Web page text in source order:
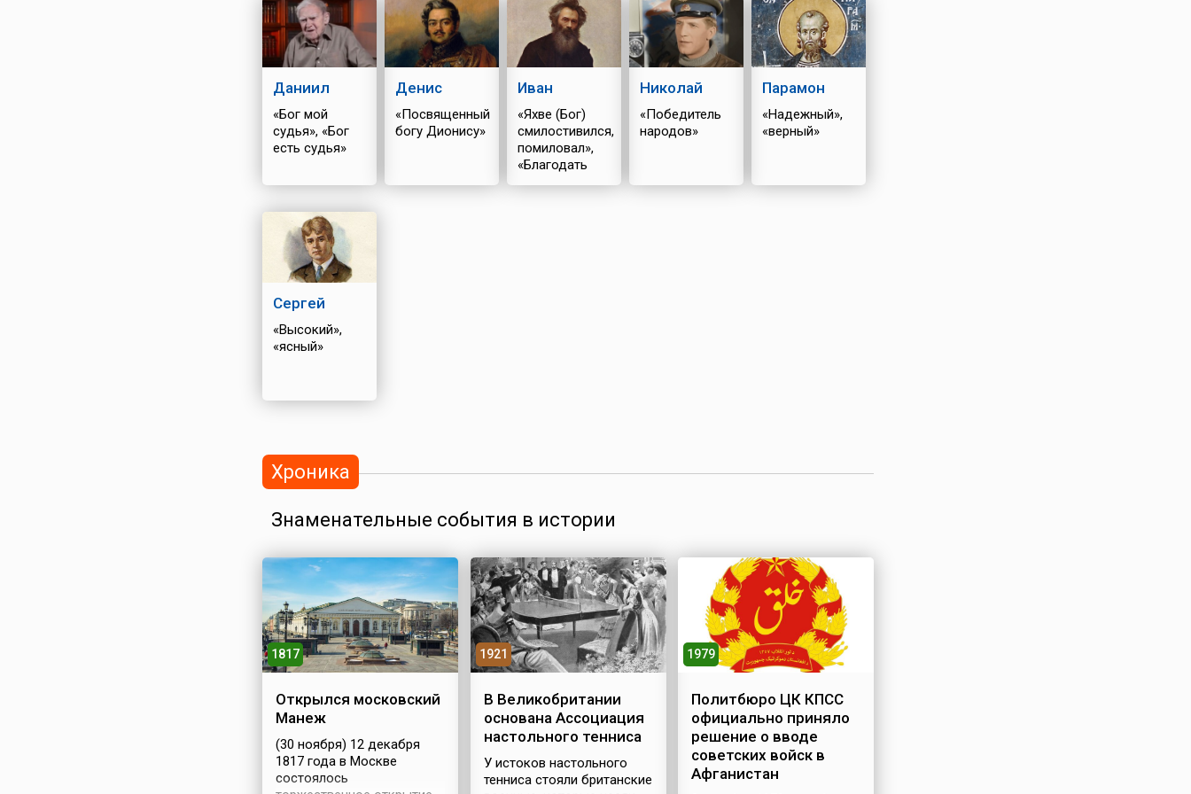
Даниил
«Бог мой
судья», «Бог
есть судья»
Денис
«Посвященный
богу Дионису»
Иван
«Яхве (Бог)
смилостивился,
помиловал»,
«Благодать
Божия»
Николай
«Победитель
народов»
Парамон
«Надежный»,
«верный»
Сергей
«Высокий»,
«ясный»
Хроника
Знаменательные события в истории
1817
Открылся московский
Манеж
(30 ноября) 12 декабря
1817 года в Москве
состоялось
1921
В Великобритании
основана Ассоциация
настольного тенниса
У истоков настольного
тенниса стояли британские
1979
Политбюро ЦК КПСС
официально приняло
решение о вводе
советских войск в
Афганистан